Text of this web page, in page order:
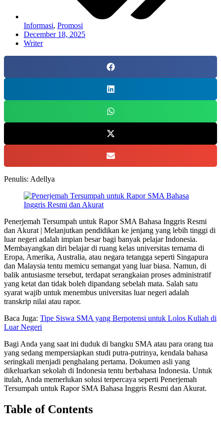
Informasi, Promosi
December 18, 2025
Writer
Penulis: Adellya
Penerjemah Tersumpah untuk Rapor SMA Bahasa Inggris Resmi
dan Akurat | Melanjutkan pendidikan ke jenjang yang lebih tinggi di
luar negeri adalah impian besar bagi banyak pelajar Indonesia.
Membayangkan diri belajar di ruang kelas universitas ternama di
Eropa, Amerika, Australia, atau negara tetangga seperti Singapura
dan Malaysia tentu memicu semangat yang luar biasa. Namun, di
balik antusiasme tersebut, terdapat serangkaian proses administratif
yang ketat dan tidak boleh dipandang sebelah mata. Salah satu
syarat wajib untuk menembus universitas luar negeri adalah
transkrip nilai atau rapor.
Baca Juga: Tipe Siswa SMA yang Berpotensi untuk Lolos Kuliah di
Luar Negeri
Bagi Anda yang saat ini duduk di bangku SMA atau para orang tua
yang sedang mempersiapkan studi putra-putrinya, kendala bahasa
seringkali menjadi penghalang pertama. Dokumen asli yang
dikeluarkan sekolah di Indonesia tentu berbahasa Indonesia. Untuk
itulah, Anda memerlukan solusi terpercaya seperti Penerjemah
Tersumpah untuk Rapor SMA Bahasa Inggris Resmi dan Akurat.
Table of Contents